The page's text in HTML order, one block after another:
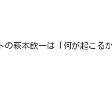
萩本欽一は「何が起こる